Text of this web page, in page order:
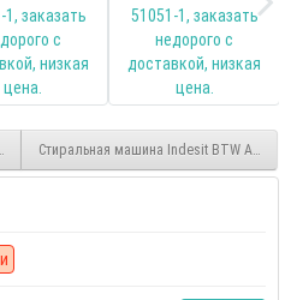
белый, 6кг, дисплей
Стиральная машина Indesit BTW A61052